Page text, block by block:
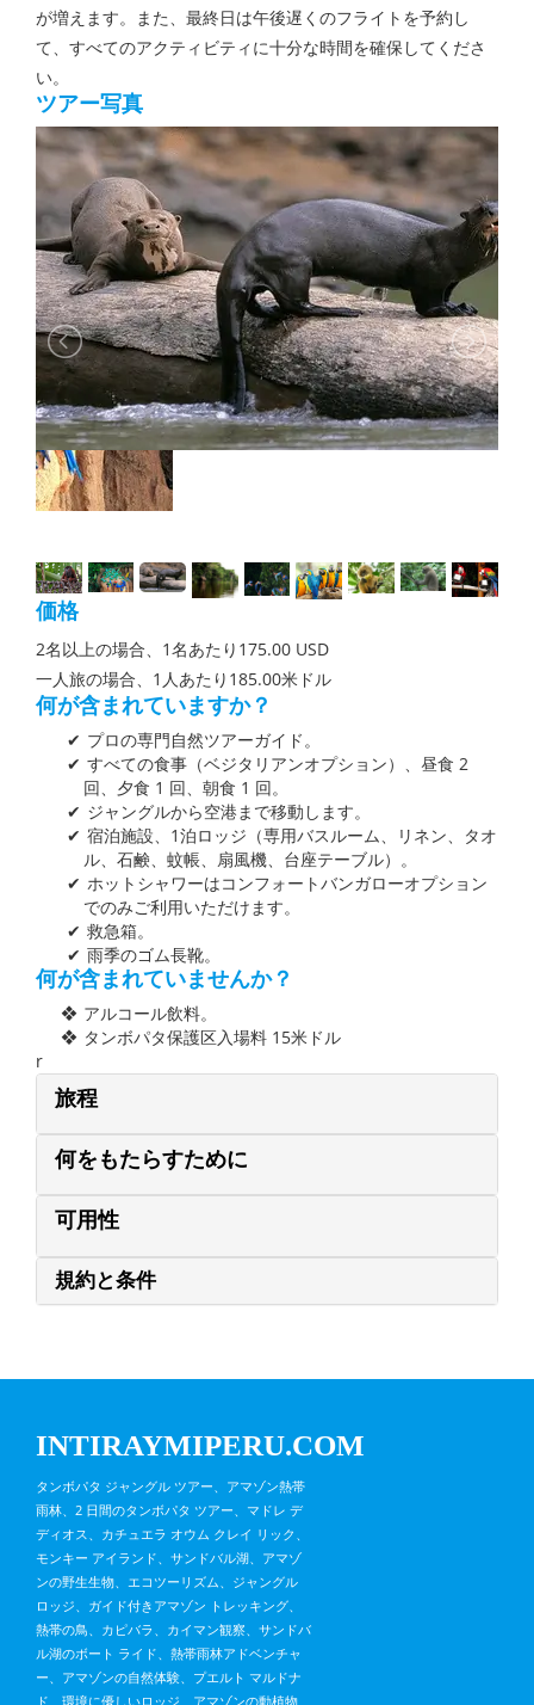
が増えます。また、最終日は午後遅くのフライトを予約し
て、すべてのアクティビティに十分な時間を確保してくださ
い。
ツアー写真
価格
2名以上の場合、1名あたり175.00 USD
一人旅の場合、1人あたり185.00米ドル
何が含まれていますか？
プロの専門自然ツアーガイド。
すべての食事（ベジタリアンオプション）、昼食 2
回、夕食 1 回、朝食 1 回。
ジャングルから空港まで移動します。
宿泊施設、1泊ロッジ（専用バスルーム、リネン、タオ
ル、石鹸、蚊帳、扇風機、台座テーブル）。
ホットシャワーはコンフォートバンガローオプション
でのみご利用いただけます。
救急箱。
雨季のゴム長靴。
何が含まれていませんか？
アルコール飲料。
タンボパタ保護区入場料 15米ドル
r
旅程
何をもたらすために
可用性
規約と条件
INTIRAYMIPERU.COM
タンボパタ ジャングル ツアー、アマゾン熱帯
雨林、2 日間のタンボパタ ツアー、マドレ デ
ディオス、カチュエラ オウム クレイ リック、
モンキー アイランド、サンドバル湖、アマゾ
ンの野生生物、エコツーリズム、ジャングル
ロッジ、ガイド付きアマゾン トレッキング、
熱帯の鳥、カピバラ、カイマン観察、サンドバ
ル湖のボート ライド、熱帯雨林アドベンチャ
ー、アマゾンの自然体験、プエルト マルドナ
ド、環境に優しいロッジ、アマゾンの動植物、